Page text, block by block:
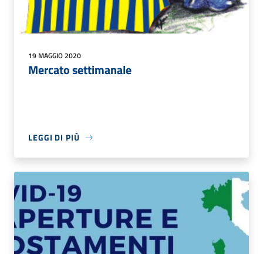
19 MAGGIO 2020
Mercato settimanale
LEGGI DI PIÙ